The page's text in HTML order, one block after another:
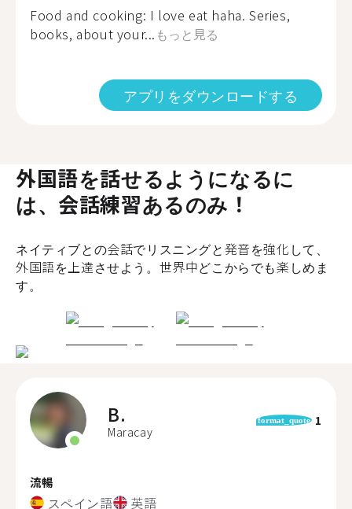
Food and cooking: I love eat haha. Series,
books, about your... もっと見る
アプリをダウンロードする
外国語を話せるようになるに
は、会話練習あるのみ！
ネイティブとの会話でリスニングと発音を強化して、
外国語を上達させよう。世界中どこからでも楽しめま
す。
B.
Maracay
format_quote 1
流暢
スペイン語 英語